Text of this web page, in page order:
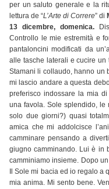
per un saluto generale e la
lettura de “L’Arte di Correre” di
13 dicembre, domenica.
Controllo le mie estremità e
pantaloncini modificati da
alle tasche laterali e cucire
Stamani li collaudo, hanno un
mi lascio andare a questa
preferisco indossare la mia
una favola. Sole splendido, le
solo due giorni?) quasi
amica che mi addolcisce
camminare pensando a
giugno camminando. Lui è in
camminiamo insieme. Dopo
Il Sole mi bacia ed io regalo
mia anima. Mi sento bene.